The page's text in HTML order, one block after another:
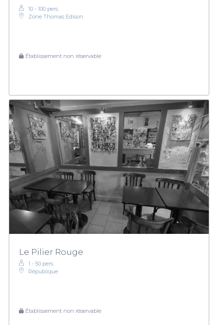
10 - 100 pers.
Zone Thomas Edison
Établissement non réservable
Le Pilier Rouge
1 - 50 pers.
République
Établissement non réservable